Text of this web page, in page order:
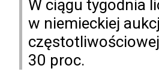
W ciągu tygodnia
w niemieckiej
30 proc.